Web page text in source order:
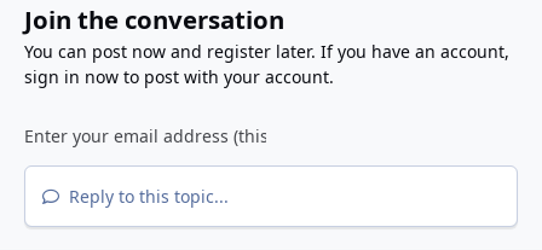
Join the conversation
You can post now and register later. If you have an account,
sign in nowto post with your account.
Reply to this topic...